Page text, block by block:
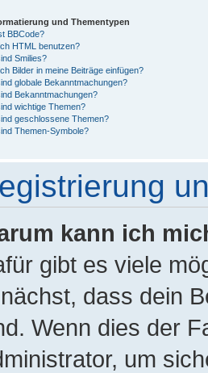
und Thementypen
BBCode?
HTML benutzen?
Smilies?
Bilder in meine Beiträge einfügen?
globale Bekanntmachungen?
Bekanntmachungen?
wichtige Themen?
geschlossene Themen?
Themen-Symbole?
kann ich
gibt es viele
dass dein
Wenn dies der
um